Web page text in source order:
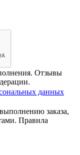
Отзывы
данных
заказа,
. Правила